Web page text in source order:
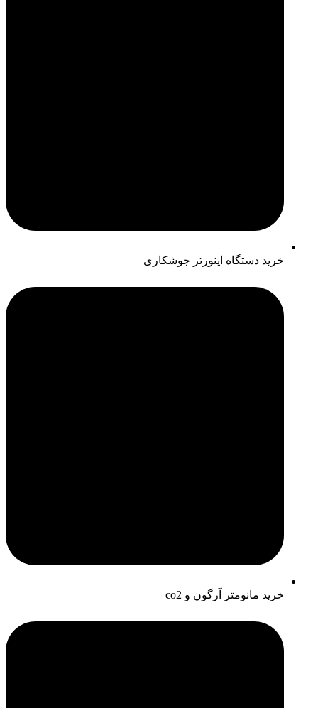
خرید دستگاه اینورتر جوشکاری
خرید مانومتر آرگون و co2